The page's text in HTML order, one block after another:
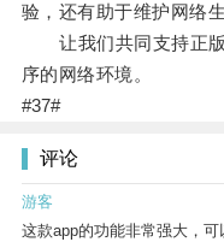
验，还有助于维护网络
让我们共同支持正版
序的网络环境。
#37#
评论
游客
这款app的功能非常强大，